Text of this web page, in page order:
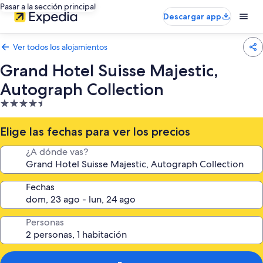
Pasar a la sección principal
Descargar app
Ver todos los alojamientos
Grand Hotel Suisse Majestic,
Autograph Collection
Alojamiento
de
4.5 estrellas
Elige las fechas para ver los precios
¿A dónde vas?
Fechas
Personas